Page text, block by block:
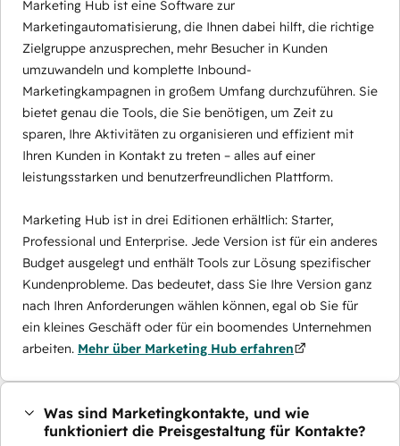
Marketing Hub ist eine Software zur
Marketingautomatisierung, die Ihnen dabei hilft, die richtige
Zielgruppe anzusprechen, mehr Besucher in Kunden
umzuwandeln und komplette Inbound-
Marketingkampagnen in großem Umfang durchzuführen. Sie
bietet genau die Tools, die Sie benötigen, um Zeit zu
sparen, Ihre Aktivitäten zu organisieren und effizient mit
Ihren Kunden in Kontakt zu treten – alles auf einer
leistungsstarken und benutzerfreundlichen Plattform.
Marketing Hub ist in drei Editionen erhältlich: Starter,
Professional und Enterprise. Jede Version ist für ein anderes
Budget ausgelegt und enthält Tools zur Lösung spezifischer
Kundenprobleme. Das bedeutet, dass Sie Ihre Version ganz
nach Ihren Anforderungen wählen können, egal ob Sie für
ein kleines Geschäft oder für ein boomendes Unternehmen
arbeiten. Mehr über Marketing Hub erfahren
Was sind Marketingkontakte, und wie
funktioniert die Preisgestaltung für Kontakte?